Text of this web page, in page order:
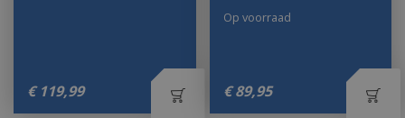
€ 119,99 € 89,95
Op voorraad